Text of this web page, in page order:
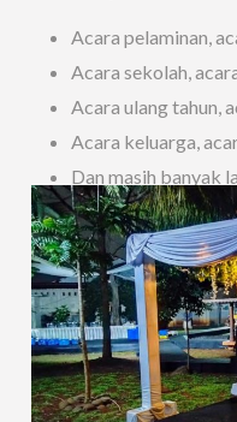
Acara pelaminan,
Acara sekolah,
Acara ulang tahun,
Acara keluarga,
Dan masih banyak